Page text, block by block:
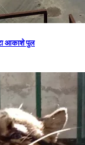
आकाशे पुल